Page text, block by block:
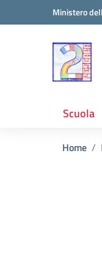
Vai ai contenuti
Vai al menu diMinistero
Scuola
Home